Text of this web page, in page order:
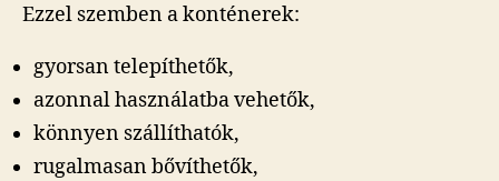
Ezzel szemben a konténerek:
gyorsan telepíthetők,
azonnal használatba vehetők,
könnyen szállíthatók,
rugalmasan bővíthetők,